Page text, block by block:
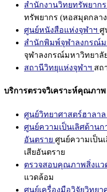
สำนักงานวิทยทรัพยาก
ทรัพยากร (หอสมุดกลา
ศูนย์หนังสือแห่งจุฬาฯ ศู
สำนักพิมพ์จุฬาลงกรณ์ม
จุฬาลงกรณ์มหาวิทยาลั
สถานีวิทยุแห่งจุฬาฯ สถ
บริการตรวจวิเคราะห์คุณภาพ
ศูนย์วิทยาศาสตร์ฮาลาล
ศูนย์ความเป็นเลิศด้านก
อันตราย ศูนย์ความเป็น
เสียอันตราย
ตรวจสอบคุณภาพสิ่งแว
แวดล้อม
ศูนย์เครื่องมือวิจัยวิทยา